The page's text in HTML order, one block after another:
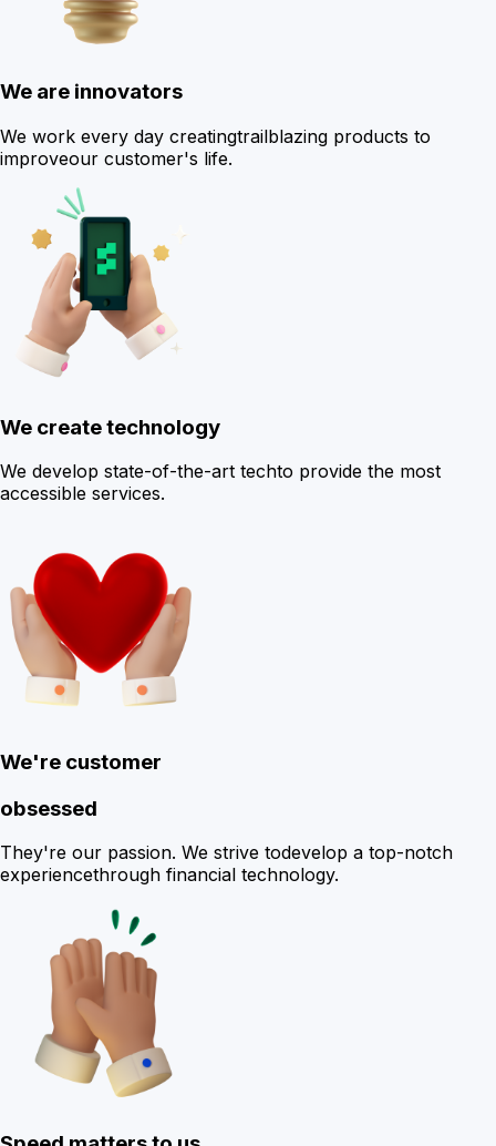
We are innovators
We work every day creatingtrailblazing products to
improveour customer's life.
We create technology
We develop state-of-the-art techto provide the most
accessible services.
We're customer
obsessed
They're our passion. We strive todevelop a top-notch
experiencethrough financial technology.